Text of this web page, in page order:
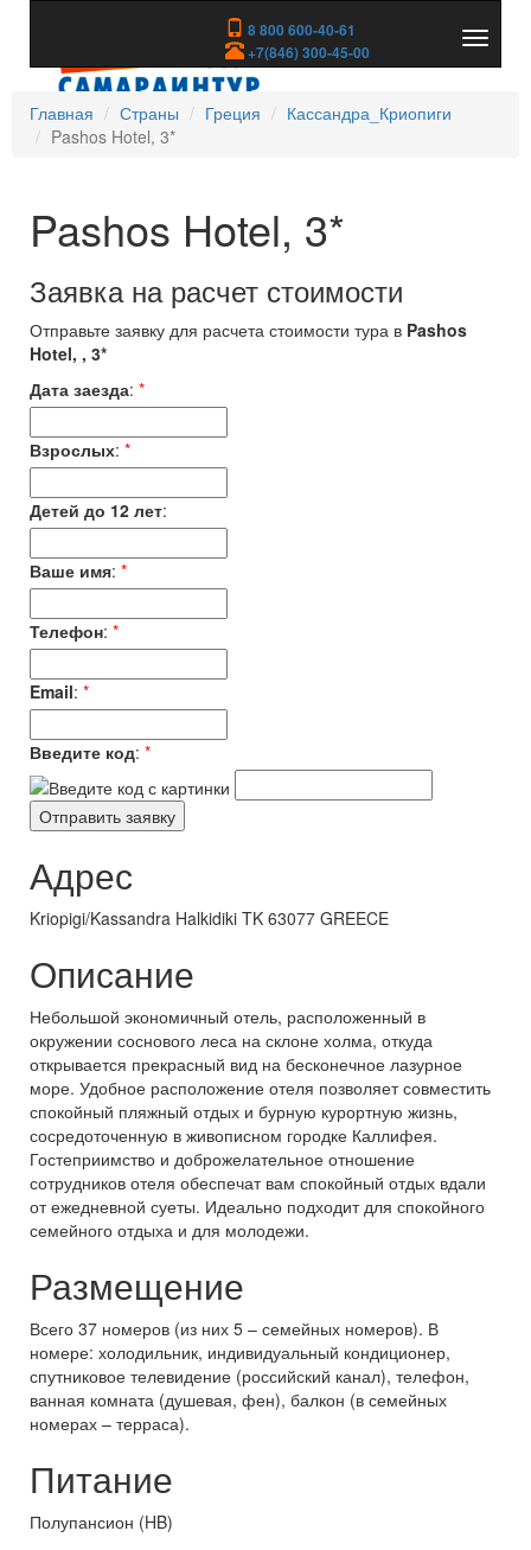
8 800 600-40-61
+7(846) 300-45-00
скрыть
Главная
Страны Греция
Кассандра_Криопиги
Pashos Hotel, 3*
Pashos Hotel, 3*
Заявка на расчет стоимости
Отправьте заявку для расчета стоимости тура в Pashos
Hotel, , 3*
Дата заезда: *
Взрослых: *
Детей до 12 лет:
Ваше имя: *
Телефон: *
Email: *
Введите код: *
Адрес
Kriopigi/Kassandra Halkidiki TK 63077 GREECE
Описание
Небольшой экономичный отель, расположенный в
окружении соснового леса на склоне холма, откуда
открывается прекрасный вид на бесконечное лазурное
море. Удобное расположение отеля позволяет совместить
спокойный пляжный отдых и бурную курортную жизнь,
сосредоточенную в живописном городке Каллифея.
Гостеприимство и доброжелательное отношение
сотрудников отеля обеспечат вам спокойный отдых вдали
от ежедневной суеты. Идеально подходит для спокойного
семейного отдыха и для молодежи.
Размещение
Всего 37 номеров (из них 5 – семейных номеров). В
номере: холодильник, индивидуальный кондиционер,
спутниковое телевидение (российский канал), телефон,
ванная комната (душевая, фен), балкон (в семейных
номерах – терраса).
Питание
Полупансион (HB)